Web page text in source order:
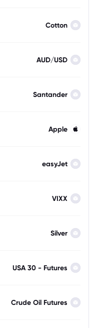
Cotton
AUD/USD
Santander
Apple
easyJet
VIXX
Silver
USA 30 - Futures
Crude Oil Futures